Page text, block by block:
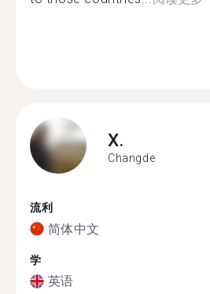
X.
Changde
流利
简体中文
学
英语